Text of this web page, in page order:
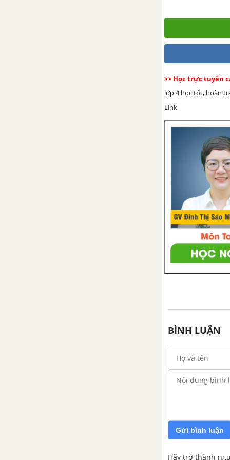
>> Học trực tuyến
lớp 4 học tốt, hoàn
Link
BÌNH LUẬN
Gửi bình luận
Hãy trở thành